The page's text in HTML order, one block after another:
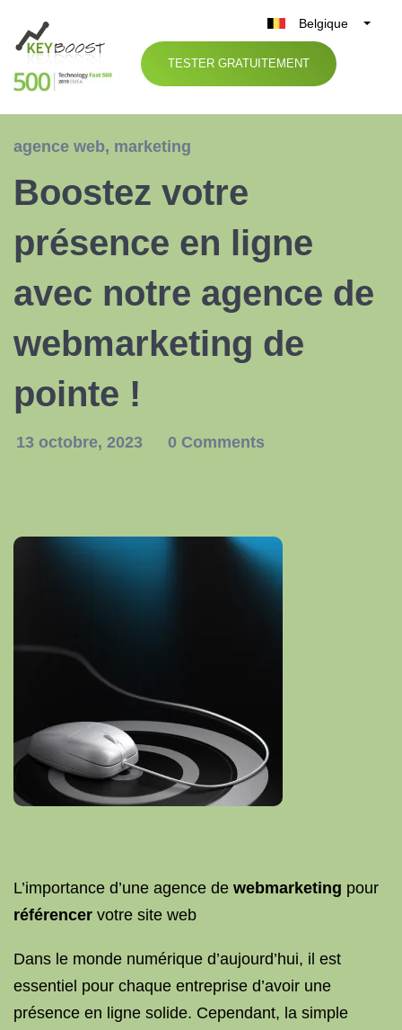
Belgique
België
Nederland
TESTER GRATUITEMENT
agence web, marketing
Boostez votre
présence en ligne
avec notre agence de
webmarketing de
pointe !
13 octobre, 2023 0 Comments
L’importance d’une agence de webmarketing pour
référencer votre site web
Dans le monde numérique d’aujourd’hui, il est
essentiel pour chaque entreprise d’avoir une
présence en ligne solide. Cependant, la simple